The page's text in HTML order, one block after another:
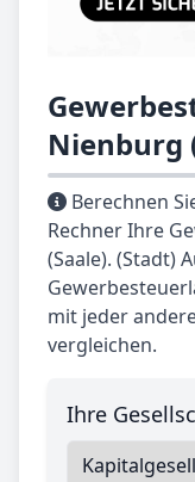
Nienburg
Berechnen
Rechner Ihre
(Saale). (Stadt)
mit jeder
vergleichen.
Ihre